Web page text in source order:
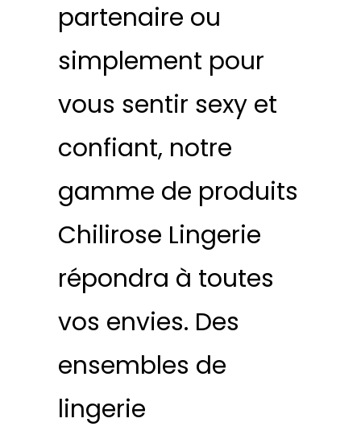
partenaire ou
simplement pour
vous sentir sexy et
confiant, notre
gamme de produits
Chilirose Lingerie
répondra à toutes
vos envies. Des
ensembles de
lingerie